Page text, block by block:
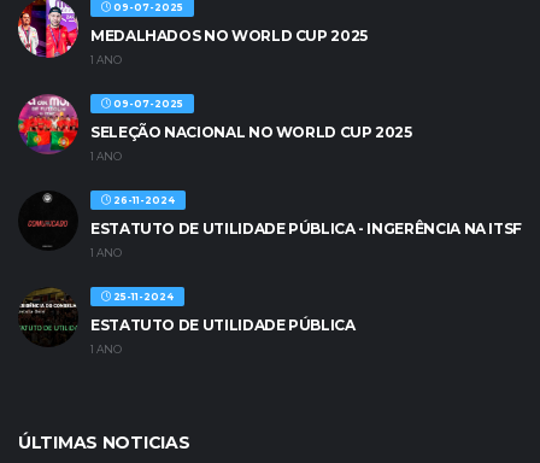
09-07-2025
MEDALHADOS NO WORLD CUP 2025
1 ANO
09-07-2025
SELEÇÃO NACIONAL NO WORLD CUP 2025
1 ANO
26-11-2024
ESTATUTO DE UTILIDADE PÚBLICA - INGERÊNCIA NA ITSF
1 ANO
25-11-2024
ESTATUTO DE UTILIDADE PÚBLICA
1 ANO
ÚLTIMAS NOTICIAS